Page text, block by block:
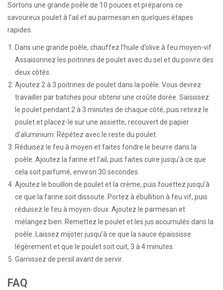
Sortons une grande poêle de 10 pouces et préparons ce
savoureux poulet à l’ail et au parmesan en quelques étapes
rapides.
Dans une grande poêle, chauffez l’huile d’olive à feu moyen-vif.
Assaisonnez les poitrines de poulet avec du sel et du poivre des
deux côtés.
Ajoutez 2 à 3 poitrines de poulet dans la poêle. Vous devrez
travailler par batches pour obtenir une croûte dorée. Saisissez
le poulet pendant 2 à 3 minutes de chaque côté, puis retirez le
poulet et placez-le sur une assiette, recouvert de papier
d’aluminium. Répétez avec le reste du poulet.
Réduisez le feu à moyen et faites fondre le beurre dans la
poêle. Ajoutez la farine et l’ail, puis faites cuire jusqu’à ce que
cela soit parfumé, environ 30 secondes.
Ajoutez le bouillon de poulet et la crème, puis fouettez jusqu’à
ce que la farine soit dissoute. Portez à ébullition à feu vif, puis
réduisez le feu à moyen-doux. Ajoutez le parmesan et
mélangez bien. Remettez le poulet et les jus accumulés dans la
poêle. Laissez mijoter jusqu’à ce que la sauce épaississe
légèrement et que le poulet soit cuit, 3 à 4 minutes.
Garnissez de persil avant de servir.
FAQ